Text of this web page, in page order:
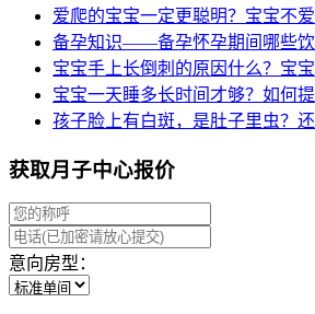
爱爬的宝宝一定更聪明？宝宝不爱
备孕知识——备孕怀孕期间哪些饮
宝宝手上长倒刺的原因什么？宝宝
宝宝一天睡多长时间才够？如何提
孩子脸上有白斑，是肚子里虫？还
获取月子中心报价
意向房型：